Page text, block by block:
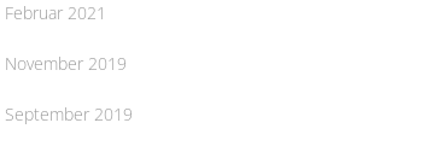
Februar 2021
November 2019
September 2019